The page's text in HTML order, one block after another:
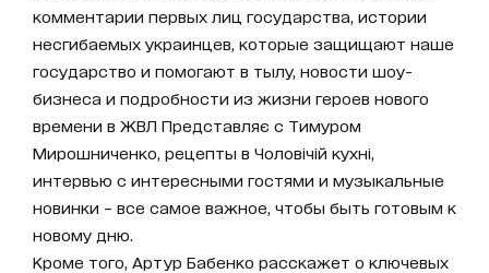
комментарии первых лиц государства, истории
несгибаемых украинцев, которые защищают наше
государство и помогают в тылу, новости шоу-
бизнеса и подробности из жизни героев нового
времени в ЖВЛ Представляє с Тимуром
Мирошниченко, рецепты в Чоловічій кухні,
интервью с интересными гостями и музыкальные
новинки – все самое важное, чтобы быть готовым к
новому дню.
Кроме того, Артур Бабенко расскажет о ключевых